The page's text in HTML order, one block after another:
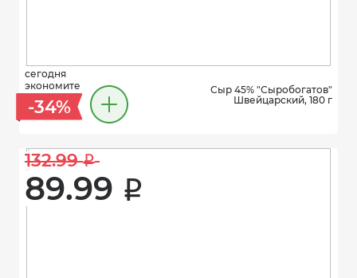
сегодня
экономите
-34%
Сыр 45% "Сыробогатов"
Швейцарский, 180 г
132.99 i
89.99 i